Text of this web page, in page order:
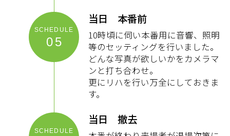
05
当日 本番前
10時頃に伺い本番用に音響、照明
等のセッティングを行いました。
どんな写真が欲しいかをカメラマ
ンと打ち合わせ。
更にリハを行い万全にしておきま
す。
当日 撤去